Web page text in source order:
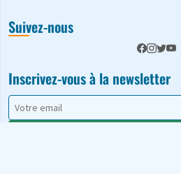
Suivez-nous
Inscrivez-vous à la newsletter